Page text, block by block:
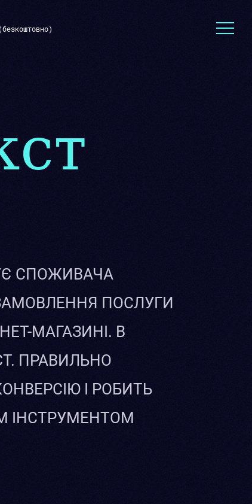
(безкоштовно)
СПОЖИВАЧА
ПОСЛУГИ
МАГАЗИНІ. В
ПРАВИЛЬНО
І РОБИТЬ
ІНСТРУМЕНТОМ